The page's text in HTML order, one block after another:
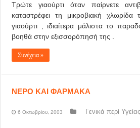
Τρώτε γιαούρτι όταν παίρνετε
καταστρέφει τη μικροβιακή
γιαούρτι , ιδιαίτερα μάλιστα το
βοηθά στην εξισσορόπησή της .
Συνέχεια »
ΝΕΡΟ ΚΑΙ ΦΑΡΜΑΚΑ
6 Οκτωβρίου, 2003 Γενικά περί Υγείας